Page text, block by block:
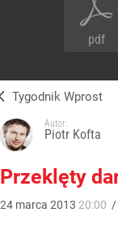
pdf
Tygodnik Wprost
Autor:
Piotr Kofta
Przeklęty
24 marca 2013 20:00 /